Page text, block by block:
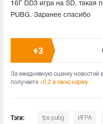
16Г DD3 игра на SD, такая
PUBG. Заранее спасибо
+3
За ежедневную оценку новостей
получаете +0.2 в свою карму
Тэги: fps pubg ИГРА